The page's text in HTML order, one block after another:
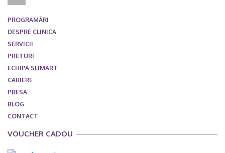
PROGRAMĂRI
DESPRE CLINICA
SERVICII
PRETURI
ECHIPA SLIMART
CARIERE
PRESA
BLOG
CONTACT
VOUCHER CADOU